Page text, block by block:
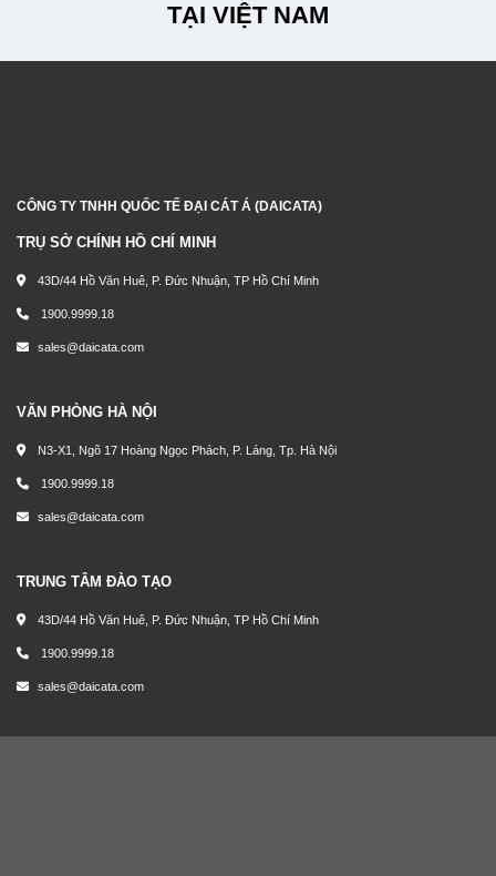
TẠI VIỆT NAM
CÔNG TY TNHH QUỐC TẾ ĐẠI CÁT Á (DAICATA)
TRỤ SỞ CHÍNH HỒ CHÍ MINH
43D/44 Hồ Văn Huê, P. Đức Nhuận, TP Hồ Chí Minh
1900.9999.18
sales@daicata.com
VĂN PHÒNG HÀ NỘI
N3-X1, Ngõ 17 Hoàng Ngọc Phách, P. Láng, Tp. Hà Nội
1900.9999.18
sales@daicata.com
TRUNG TÂM ĐÀO TẠO
43D/44 Hồ Văn Huê, P. Đức Nhuận, TP Hồ Chí Minh
1900.9999.18
sales@daicata.com